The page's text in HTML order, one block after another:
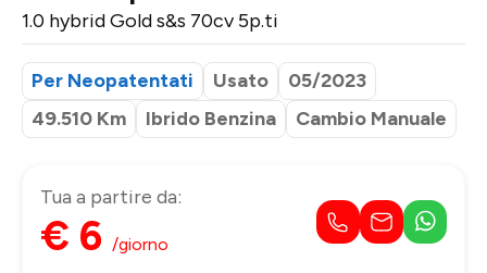
1.0 hybrid Gold s&s 70cv 5p.ti
Per Neopatentati Usato
05/2023
49.510 Km
Ibrido Benzina Cambio Manuale
Tua a partire da:
€ 6 /giorno